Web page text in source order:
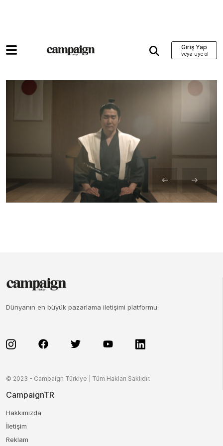
Giriş Yap
Dünyanın en büyük pazarlama iletişimi platformu.
© 2023 - Campaign Türkiye | Tüm Hakları Saklıdır.
CampaignTR
Hakkımızda
İletişim
Reklam